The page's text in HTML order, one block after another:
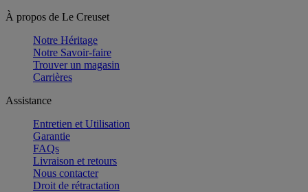
À propos de Le Creuset
Notre Héritage
Notre Savoir-faire
Trouver un magasin
Carrières
Assistance
Entretien et Utilisation
Garantie
FAQs
Livraison et retours
Nous contacter
Droit de rétractation